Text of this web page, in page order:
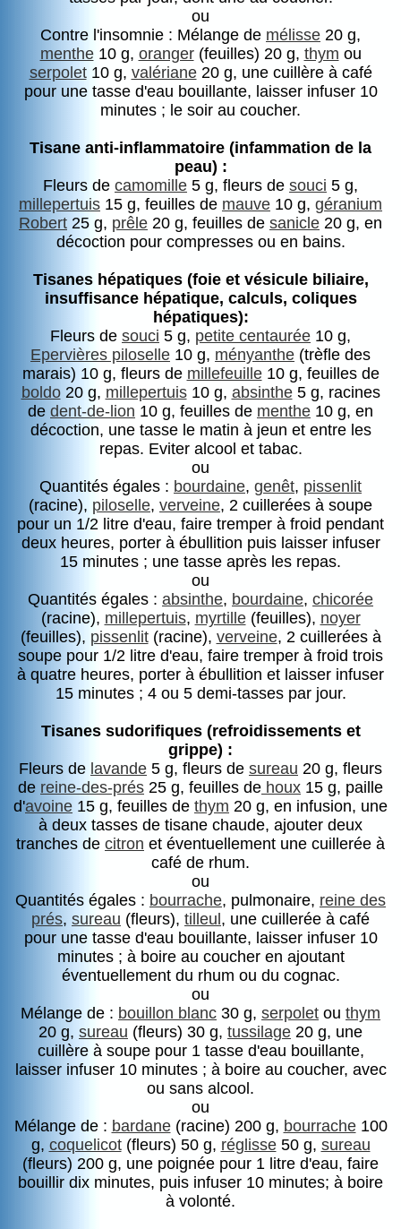
ou
Contre l'insomnie : Mélange de mélisse 20 g,
menthe10 g, oranger(feuilles) 20 g, thym ou
serpolet10 g, valériane20 g, une cuillère à café
pour une tasse d'eau bouillante, laisser infuser 10
minutes ; le soir au coucher.
Tisane anti-inflammatoire (infammation de la
peau) :
Fleurs de camomille 5 g, fleurs de souci 5 g,
millepertuis 15 g, feuilles de mauve 10 g, géranium
Robert 25 g, prêle 20 g, feuilles de sanicle 20 g, en
décoction pour compresses ou en bains.
Tisanes hépatiques (foie et vésicule biliaire,
insuffisance hépatique, calculs, coliques
hépatiques):
Fleurs de souci 5 g, petite centaurée 10 g,
Epervières piloselle 10 g, ményanthe (trèfle des
marais) 10 g, fleurs de millefeuille10 g, feuilles de
boldo20 g, millepertuis10 g, absinthe5 g, racines
de dent-de-lion 10 g, feuilles de menthe 10 g, en
décoction, une tasse le matin à jeun et entre les
repas. Eviter alcool et tabac.
ou
Quantités égales : bourdaine, genêt, pissenlit
(racine), piloselle, verveine, 2 cuillerées à soupe
pour un 1/2 litre d'eau, faire tremper à froid pendant
deux heures, porter à ébullition puis laisser infuser
15 minutes ; une tasse après les repas.
ou
Quantités égales : absinthe, bourdaine, chicorée
(racine), millepertuis, myrtille(feuilles), noyer
(feuilles), pissenlit(racine), verveine, 2 cuillerées à
soupe pour 1/2 litre d'eau, faire tremper à froid trois
à quatre heures, porter à ébullition et laisser infuser
15 minutes ; 4 ou 5 demi-tasses par jour.
Tisanes sudorifiques (refroidissements et
grippe) :
Fleurs de lavande 5 g, fleurs de sureau 20 g, fleurs
de reine-des-prés 25 g, feuilles de houx 15 g, paille
d'avoine 15 g, feuilles de thym 20 g, en infusion, une
à deux tasses de tisane chaude, ajouter deux
tranches de citron et éventuellement une cuillerée à
café de rhum.
ou
Quantités égales : bourrache, pulmonaire, reine des
prés, sureau (fleurs), tilleul , une cuillerée à café
pour une tasse d'eau bouillante, laisser infuser 10
minutes ; à boire au coucher en ajoutant
éventuellement du rhum ou du cognac.
ou
Mélange de : bouillon blanc 30 g, serpolet ou thym
20 g, sureau (fleurs) 30 g, tussilage 20 g, une
cuillère à soupe pour 1 tasse d'eau bouillante,
laisser infuser 10 minutes ; à boire au coucher, avec
ou sans alcool.
ou
Mélange de : bardane(racine) 200 g, bourrache100
g, coquelicot(fleurs) 50 g, réglisse50 g, sureau
(fleurs) 200 g, une poignée pour 1 litre d'eau, faire
bouillir dix minutes, puis infuser 10 minutes; à boire
à volonté.